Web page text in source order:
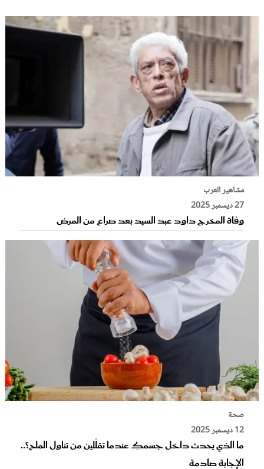
مشاهير العرب
27 ديسمبر 2025
وفاة المخرج داود عبد السيد بعد صراع من المرض
صحة
12 ديسمبر 2025
ما الذي يحدث داخل جسمكِ عندما تقلّلين من تناول الملح؟..
الإجابة صادمة